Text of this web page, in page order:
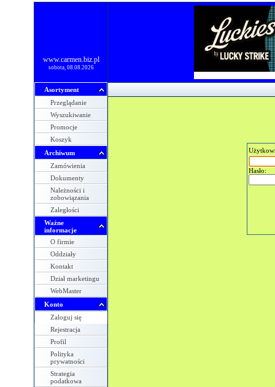
www.carmen.biz.pl
sobota, 08.08.2026
Asortyment
Przeglądanie
Wyszukiwanie
Promocje
Koszyk
Archiwum
Zamówienia
Dokumenty
Należności i
zobowiązania
Zaległości
Ważne
informacje
O firmie
Oddziały
Kontakt
Dział marketingu
WebMaster
Konto
Zaloguj się
Rejestracja
Profil
Polityka
prywatności
Strategia
podatkowa
Hasło: